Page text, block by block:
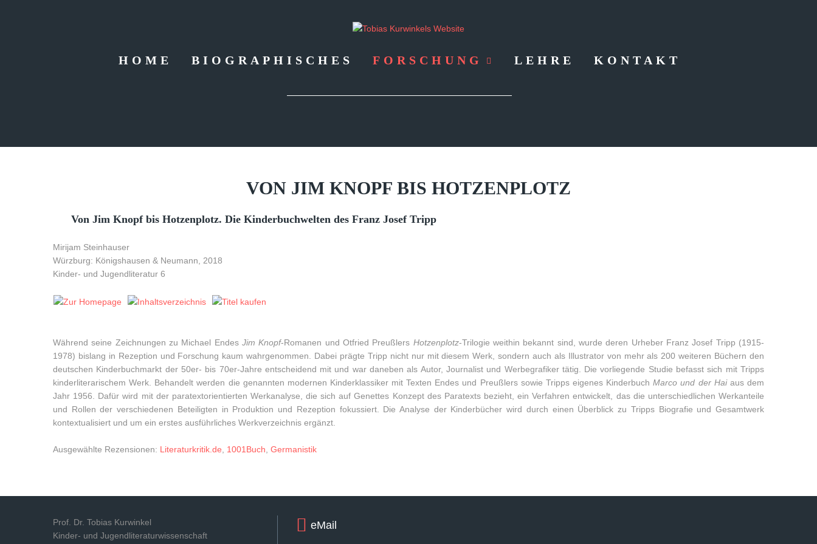
HOME BIOGRAPHISCHES FORSCHUNG LEHRE KONTAKT
VON JIM KNOPF BIS HOTZENPLOTZ
Von Jim Knopf bis Hotzenplotz. Die Kinderbuchwelten des Franz Josef Tripp
Mirijam Steinhauser
Würzburg: Königshausen & Neumann, 2018
Kinder- und Jugendliteratur 6
Während seine Zeichnungen zu Michael Endes Jim Knopf-Romanen und Otfried Preußlers Hotzenplotz-Trilogie weithin bekannt sind, wurde deren Urheber Franz Josef Tripp (1915-
1978) bislang in Rezeption und Forschung kaum wahrgenommen. Dabei prägte Tripp nicht nur mit diesem Werk, sondern auch als Illustrator von mehr als 200 weiteren Büchern den
deutschen Kinderbuchmarkt der 50er- bis 70er-Jahre entscheidend mit und war daneben als Autor, Journalist und Werbegrafiker tätig. Die vorliegende Studie befasst sich mit Tripps
kinderliterarischem Werk. Behandelt werden die genannten modernen Kinderklassiker mit Texten Endes und Preußlers sowie Tripps eigenes KinderbuchMarco und der Haiaus dem
Jahr 1956. Dafür wird mit der paratextorientierten Werkanalyse, die sich auf Genettes Konzept des Paratexts bezieht, ein Verfahren entwickelt, das die unterschiedlichen Werkanteile
und Rollen der verschiedenen Beteiligten in Produktion und Rezeption fokussiert. Die Analyse der Kinderbücher wird durch einen Überblick zu Tripps Biografie und Gesamtwerk
kontextualisiert und um ein erstes ausführliches Werkverzeichnis ergänzt.
Ausgewählte Rezensionen: Literaturkritik.de 1001Buch Germanistik
Prof. Dr. Tobias Kurwinkel
Kinder- und Jugendliteraturwissenschaft
eMail